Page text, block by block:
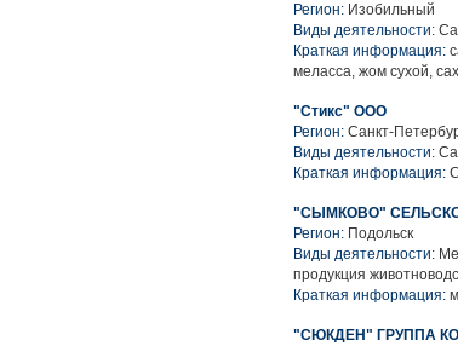
Регион: Изобильный
Виды деятельности:
Краткая информация:
меласса, жом сухой,
"Стикс" ООО
Регион: Санкт-
Виды деятельности:
Краткая информация:
"СЫМКОВО"
Регион: Подольск
Виды деятельности:
продукция
Краткая информация:
"СЮКДЕН" ГРУППА